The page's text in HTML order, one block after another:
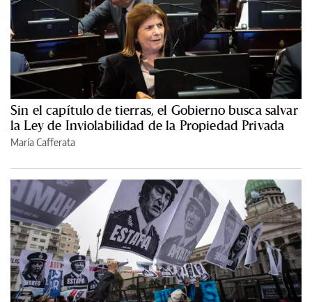
Sin el capítulo de tierras, el Gobierno busca salvar
la Ley de Inviolabilidad de la Propiedad Privada
María Cafferata